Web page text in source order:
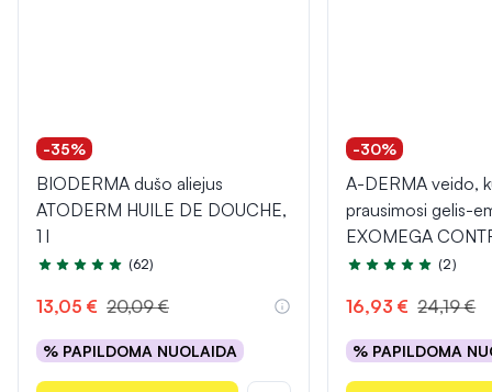
-35%
BIODERMA dušo aliejus
ATODERM HUILE DE DOUCHE,
1 l
Įvertinimas 5.0 iš 5
(62)
13,05 € 20,09 €
% PAPILDOMA NUOLAIDA
-30%
A-DERMA veido,
prausimosi gelis-
EXOMEGA
Įvertinimas 5.0 iš 5
(2)
16,93 € 24,19 €
% PAPILDOMA